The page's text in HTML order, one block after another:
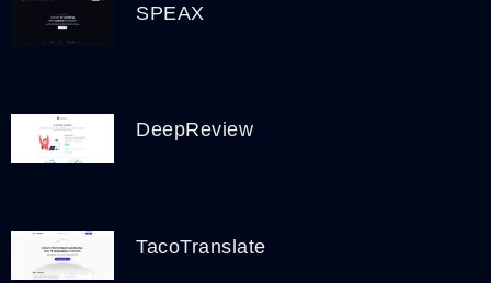
SPEAX
DeepReview
TacoTranslate